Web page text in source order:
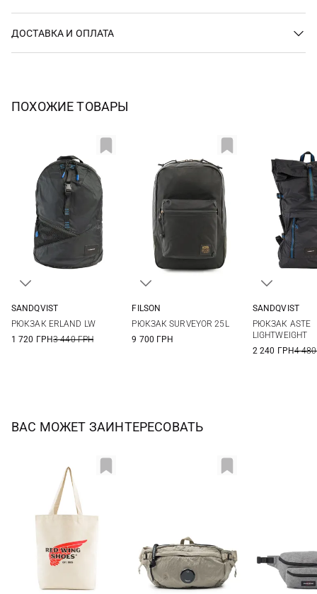
ДОСТАВКА И ОПЛАТА
ПОХОЖИЕ ТОВАРЫ
28X42X14СМ
SANDQVIST
РЮКЗАК ERLAND LW
1 720 ГРН3 440 ГРН
FILSON
РЮКЗАК SURVEYOR 25L
9 700 ГРН
45X28X16СМ
SANDQVIST
РЮКЗАК ASTE
LIGHTWEIGHT
2 240 ГРН4
ВАС МОЖЕТ ЗАИНТЕРЕСОВАТЬ